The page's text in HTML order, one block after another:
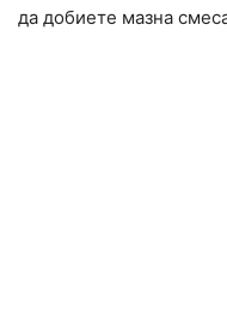
да добиете мазна